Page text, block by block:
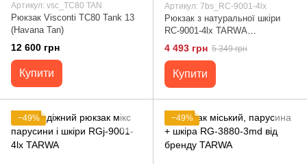
Артикул: vsc_TC80 TAN
Рюкзак Visconti TC80 Tank 13
(Havana Tan)
12 600 грн
Купити
Артикул: 7bs_RC-9001-4lx
Рюкзак з натуральної шкіри
RC-9001-4lx TARWA
Коричневий
4 493 грн 5 349 грн
Купити
−49% −49%